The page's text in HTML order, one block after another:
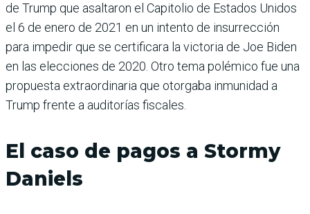
de Trump que asaltaron el Capitolio de Estados Unidos
el 6 de enero de 2021 en un intento de insurrección
para impedir que se certificara la victoria de Joe Biden
en las elecciones de 2020. Otro tema polémico fue una
propuesta extraordinaria que otorgaba inmunidad a
Trump frente a auditorías fiscales.
El caso de pagos a Stormy
Daniels